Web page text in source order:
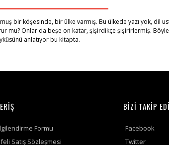
bir köşesinde, bir ülke varmış. Bu ülkede yazı yok, dil
mu? Onlar da beşe on katar, şişirdikçe şişirirlermiş.
anlatıyor bu kitapta.
Formu
Satış Sözleşmesi
BİZİ TAKİP
Facebook
Twitter